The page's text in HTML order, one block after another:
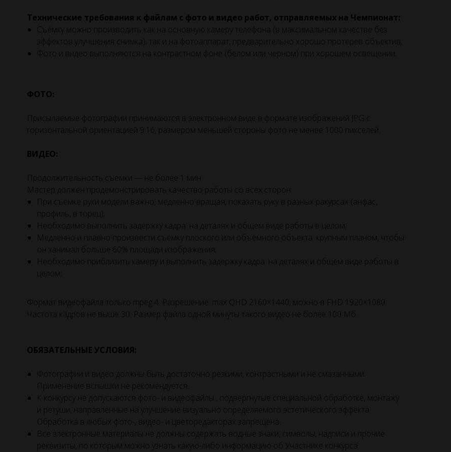
Технические требования к файлам с фото и видео работ, отправляемых на Чемпионат:
Съёмку можно производить как на основную камеру телефона (в максимальном качестве без
эффектов улучшения снимка), так и на фотоаппарат, предварительно хорошо протерев объектив;
Фото и видео выполняются на контрастном фоне (белом или черном) при хорошем освещении.
ФОТО:
Присылаемые фотографии принимаются в электронном виде в формате изображений JPG с
горизонтальной ориентацией 9:16, размером меньшей стороны фото не менее 1000 пикселей.
ВИДЕО:
Продолжительность съемки — не более 1 мин.
Мастер должен продемонстрировать качество работы со всех сторон:
При съёмке руки модели важно, медленно вращая, показать руку в разных ракурсах (анфас,
профиль, в торец);
Необходимо выполнить задержку кадра: на деталях и общем виде работы в целом;
Медленно и плавно произвести съёмку плоского или объёмного объекта: крупным планом, чтобы
он занимал больше 60% площади изображения;
Необходимо приблизить камеру и выполнить задержку кадра: на деталях и общем виде работы в
целом;
Формат видеофайла только mpeg 4. Разрешение: max QHD 2160×1440, можно в FHD 1920×1080.
Частота кадров не выше 30. Размер файла одной минуты такого видео не более 100 Мб.
ОБЯЗАТЕЛЬНЫЕ УСЛОВИЯ:
Фотографии и видео должны быть достаточно резкими, контрастными и не смазанными.
Применение вспышки не рекомендуется.
К конкурсу не допускаются фото- и видеофайлы , подвергнутые специальной обработке, монтажу
и ретуши, направленные на улучшение визуально определяемого эстетического эффекта.
Обработка в любых фото-, видео- и цветоредакторах запрещена.
Все электронные материалы не должны содержать водные знаки, символы, надписи и прочие
реквизиты, по которым можно узнать какую-либо информацию об Участнике конкурса.